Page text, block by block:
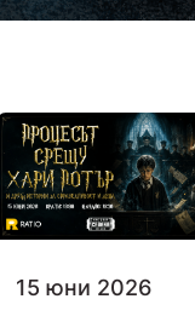
15 юни 2026